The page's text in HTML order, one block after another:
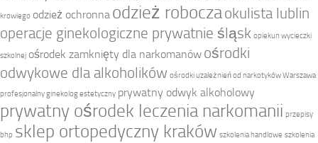
krowiego odzież ochronna odzież roboczaokulista lublin
operacje ginekologiczne prywatnie śląsk opiekun wycieczki
szkolnej ośrodek zamknięty dla narkomanów ośrodki
odwykowe dla alkoholików ośrodki uzależnień od narkotyków Warszawa
profesjonalny ginekolog estetyczny prywatny odwyk alkoholowy
prywatny ośrodek leczenia narkomanii przepisy
bhp sklep ortopedyczny kraków szkolenia handlowe szkolenia